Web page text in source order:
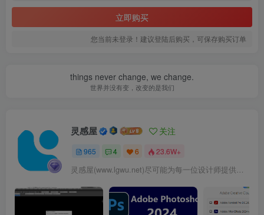
立即购买
您当前未登录！建议登陆后购买，可保存购买订单
things never change, we change.
世界并没有变，改变的是我们
灵感屋 关注
965 4 6 23.6W+
灵感屋(www.lgwu.net)尽可能为每一位设计师提供更全面、更精致、更具有创意感的设计素材。努力成为景观设计师展示实力和互相学习的优质网络资源发布平台。